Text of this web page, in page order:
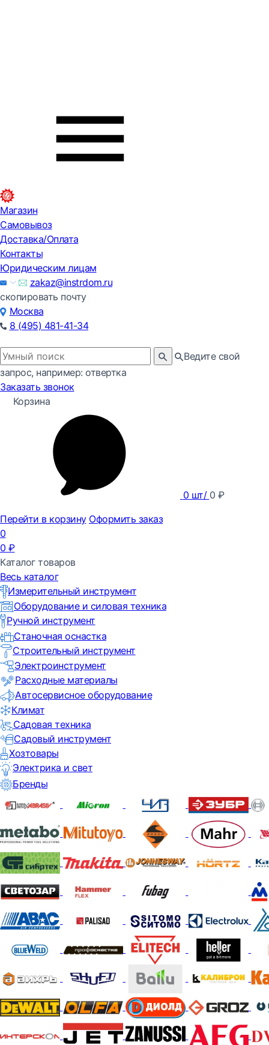
Магазин
Самовывоз
Доставка/Оплата
Контакты
Юридическим лицам
zakaz@instrdom.ru
скопировать почту
Москва
8 (495) 481-41-34
Ведите свой
запрос, например: отвертка
Заказать звонок
Корзина
0 шт/ 0 ₽
Перейти в корзину Оформить заказ
0
0 ₽
Каталог товаров
Весь каталог
Измерительный инструмент
Оборудование и силовая техника
Ручной инструмент
Станочная оснастка
Строительный инструмент
Электроинструмент
Расходные материалы
Автосервисное оборудование
Климат
Садовая техника
Садовый инструмент
Хозтовары
Электрика и свет
Бренды